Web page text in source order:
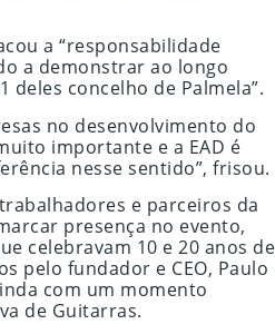
a “responsabilidade
a demonstrar ao longo
deles concelho de Palmela”.
no desenvolvimento do
importante e a EAD é
nesse sentido”, frisou.
e parceiros da
presença no evento,
celebravam 10 e 20 anos de
pelo fundador e CEO, Paulo
com um momento
de Guitarras.